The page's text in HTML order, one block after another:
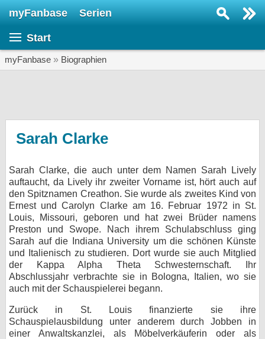
myFanbase Serien
Start
myFanbase » Biographien
Sarah Clarke
Sarah Clarke, die auch unter dem Namen Sarah Lively
auftaucht, da Lively ihr zweiter Vorname ist, hört auch auf
den Spitznamen Creathon. Sie wurde als zweites Kind von
Ernest und Carolyn Clarke am 16. Februar 1972 in St.
Louis, Missouri, geboren und hat zwei Brüder namens
Preston und Swope. Nach ihrem Schulabschluss ging
Sarah auf die Indiana University um die schönen Künste
und Italienisch zu studieren. Dort wurde sie auch Mitglied
der Kappa Alpha Theta Schwesternschaft. Ihr
Abschlussjahr verbrachte sie in Bologna, Italien, wo sie
auch mit der Schauspielerei begann.
Zurück in St. Louis finanzierte sie ihre
Schauspielausbildung unter anderem durch Jobben in
einer Anwaltskanzlei, als Möbelverkäuferin oder als
KULTUR
Specials
SERVICE
Gewinnspiele
Forum
bei X
bei Facebook